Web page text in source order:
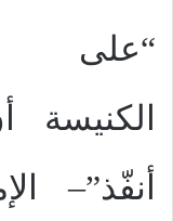
“على
أنفّذ”–